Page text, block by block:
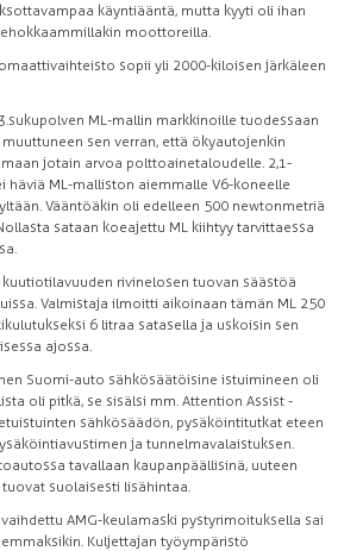
käyntiääntä, mutta kyyti oli ihan
moottoreilla.
sopii yli 2000-kiloisen järkäleen
ML-mallin markkinoille tuodessaan
sen verran, että ökyautojenkin
jotain arvoa polttoainetaloudelle. 2,1-
häviä ML-malliston aiemmalle V6-koneelle
Vääntöäkin oli edelleen 500 newtonmetriä
sataan koeajettu ML kiihtyy tarvittaessa
rivinelosen tuovan säästöä
Valmistaja ilmoitti aikoinaan tämän ML 250
6 litraa satasella ja uskoisin sen
ajossa.
Suomi-auto sähkösäätöisine istuimineen oli
oli pitkä, se sisälsi mm. Attention Assist -
sähkösäädön, pysäköintitutkat eteen
ja tunnelmavalaistuksen.
tavallaan kaupanpäällisinä, uuteen
suolaisesti lisähintaa.
AMG-keulamaski pystyrimoituksella sai
Kuljettajan työympäristö